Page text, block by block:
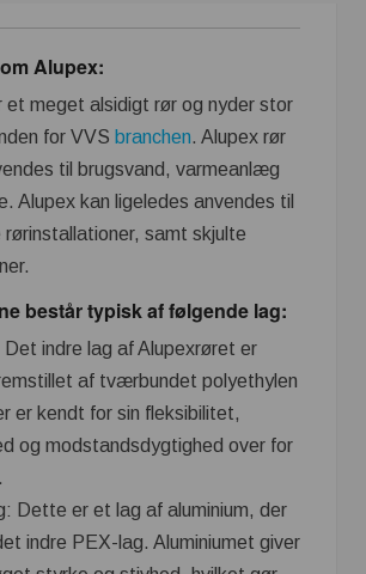
Alupex:
et meget alsidigt rør og nyder stor
for VVS branchen. Alupex rør
til brugsvand, varmeanlæg
Alupex kan ligeledes anvendes til
rørinstallationer, samt skjulte
består typisk af følgende lag:
Det indre lag af Alupexrøret er
af tværbundet polyethylen
er kendt for sin fleksibilitet,
og modstandsdygtighed over for
Dette er et lag af aluminium, der
indre PEX-lag. Aluminiumet giver